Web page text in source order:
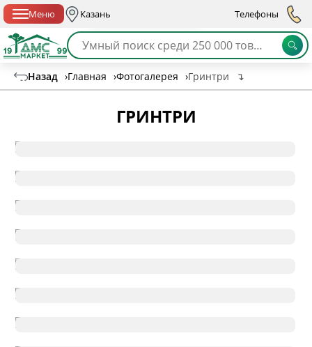
Меню Казань Телефоны
Назад ›Главная ›Фотогалерея ›Гринтри ↴
ГРИНТРИ